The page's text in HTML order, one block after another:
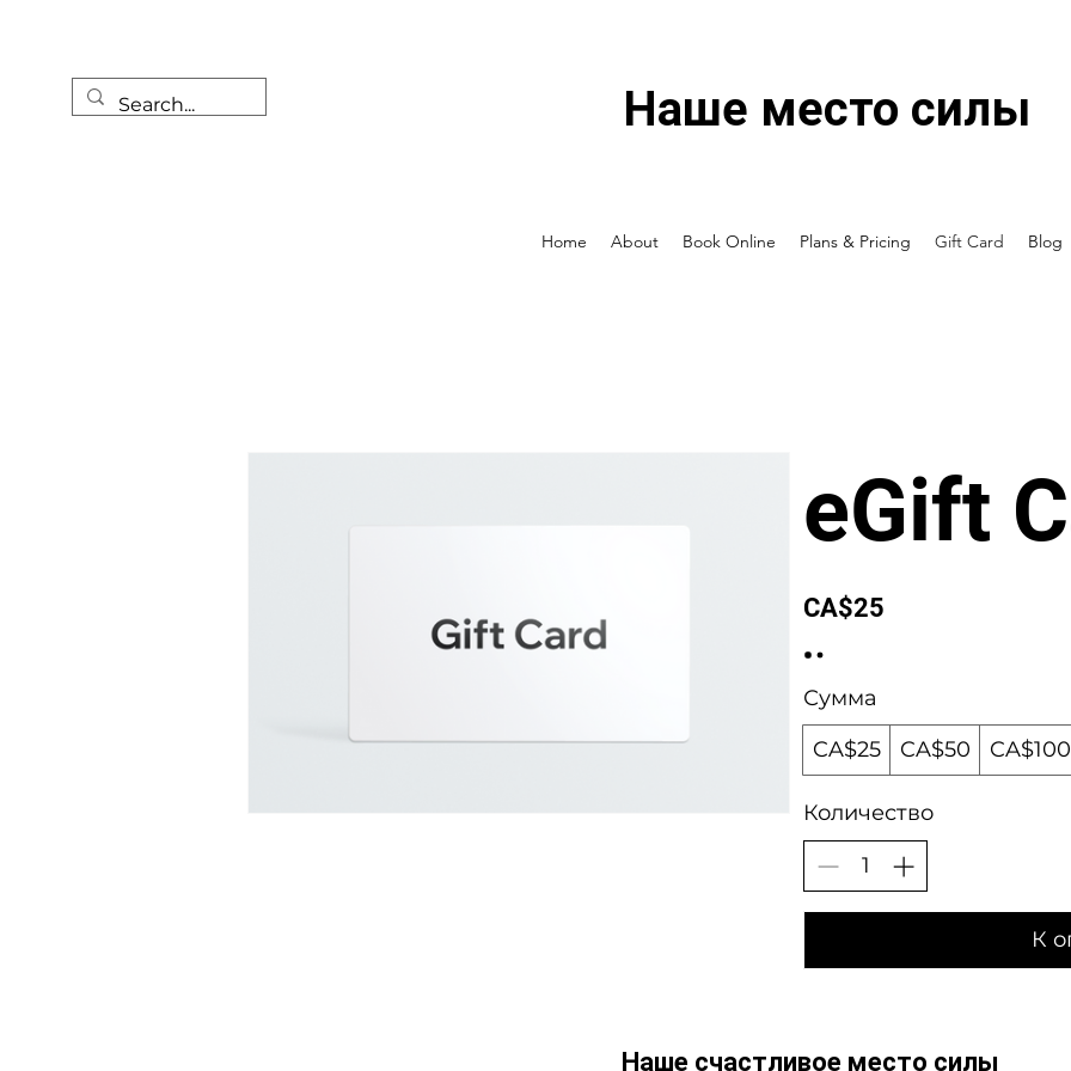
Наше место силы
Home About Book Online Plans & Pricing Gift Card Blog
eGift
CA$25
Сумма
CA$25
CA$50 CA$100
Количество
К
Наше счастливое место силы